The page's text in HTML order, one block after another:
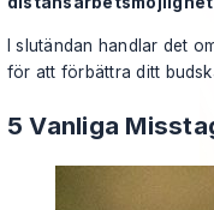
I slutändan handlar det
för att förbättra ditt
5 Vanliga